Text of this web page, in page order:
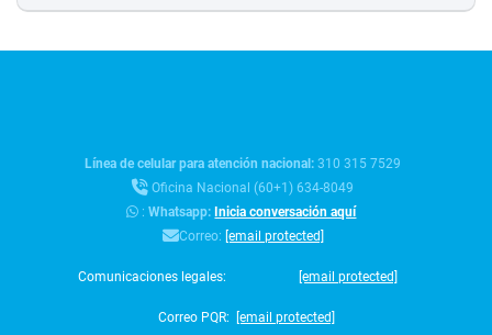
Línea de celular para atención nacional:310 315 7529
Oficina Nacional (60+1) 634-8049
:Whatsapp: Inicia conversación aquí
Correo: [email protected]
Comunicaciones legales: [email protected]
Correo PQR: [email protected]